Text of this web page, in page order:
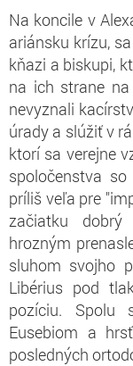
Na koncile v
ariánsku krízu,
kňazi a biskupi,
na ich strane
nevyznali
úrady a slúžiť v
ktorí sa verejne
spoločenstva
príliš veľa pre
začiatku
hrozným
sluhom svojho
Libérius pod
pozíciu. Spolu
Eusebiom a
posledných